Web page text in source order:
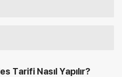
Tarifi Nasıl Yapılır?